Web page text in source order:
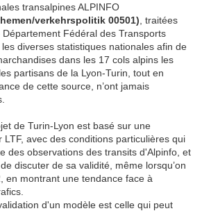
transalpines ALPINFO
verkehrspolitik 00501) , traitées
Fédéral des Transports
diverses statistiques nationales afin de
dans les 17 cols alpins les
partisans de la Lyon-Turin, tout en
de cette source, n’ont jamais
de Turin-Lyon est basé sur une
LTF, avec des conditions particulières qui
des observations des transits d'Alpinfo, et
discuter de sa validité, même lorsqu’on
en montrant une tendance face à
d'un modèle est celle qui peut